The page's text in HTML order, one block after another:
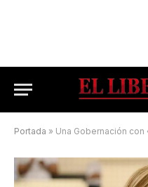
Portada » Una Gobernación